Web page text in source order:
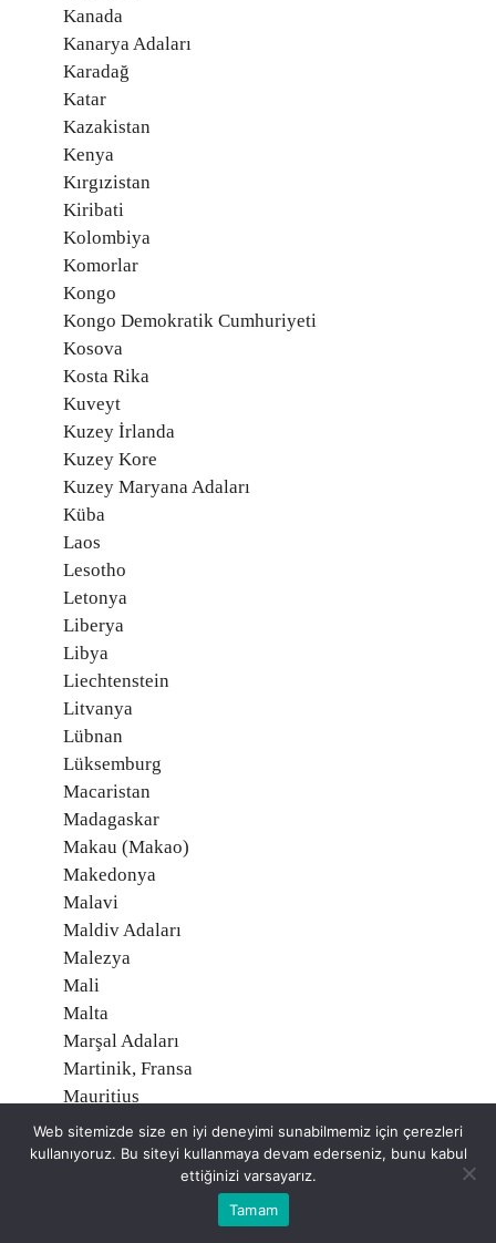
Kanada
Kanarya Adaları
Karadağ
Katar
Kazakistan
Kenya
Kırgızistan
Kiribati
Kolombiya
Komorlar
Kongo
Kongo Demokratik Cumhuriyeti
Kosova
Kosta Rika
Kuveyt
Kuzey İrlanda
Kuzey Kore
Kuzey Maryana Adaları
Küba
Laos
Lesotho
Letonya
Liberya
Libya
Liechtenstein
Litvanya
Lübnan
Lüksemburg
Macaristan
Madagaskar
Makau (Makao)
Makedonya
Malavi
Maldiv Adaları
Malezya
Mali
Malta
Marşal Adaları
Martinik, Fransa
Mauritius
Mayotte, Fransa
Meksika
Midway Adaları, Amerika
Web sitemizde size en iyi deneyimi sunabilmemiz için çerezleri
kullanıyoruz. Bu siteyi kullanmaya devam ederseniz, bunu kabul
ettiğinizi varsayarız.
Tamam